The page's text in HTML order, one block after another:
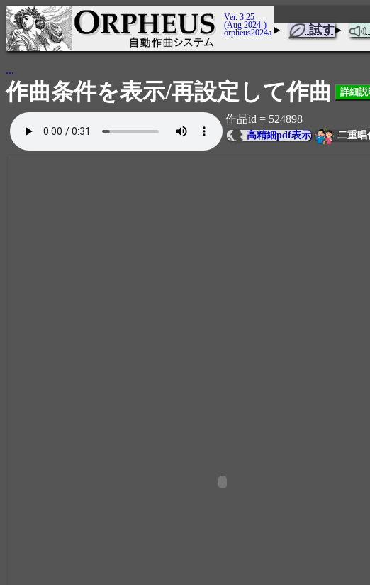
Ver. 3.25
(Aug 2024-)
orpheus2024a 試す
...
作曲条件を表示/再設定して作曲
作品id = 524898
高精細pdf表示 二重唱